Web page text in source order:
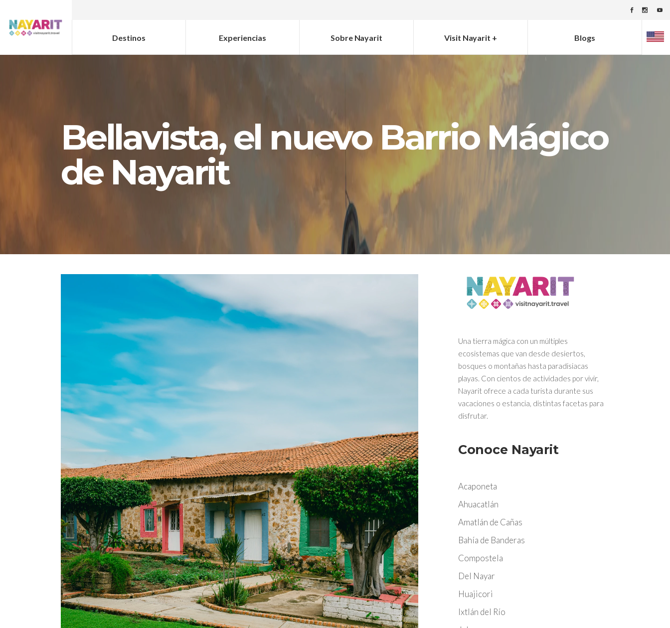
Destinos Experiencias Sobre Nayarit Visit Nayarit + Blogs
Bellavista, el nuevo Barrio Mágico
de Nayarit
Una tierra mágica con un múltiples
ecosistemas que van desde desiertos,
bosques o montañas hasta paradisiacas
playas. Con cientos de actividades por vivir,
Nayarit ofrece a cada turista durante sus
vacaciones o estancia, distintas facetas para
disfrutar.
Conoce Nayarit
Acaponeta
Ahuacatlán
Amatlán de Cañas
Bahía de Banderas
Compostela
Del Nayar
Huajicori
Ixtlán del Río